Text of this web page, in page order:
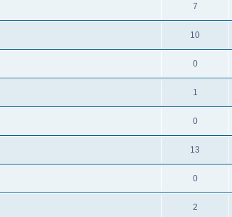
7
10
0
1
0
13
0
2